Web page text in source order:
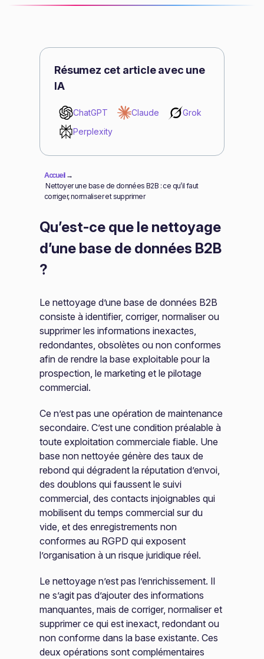
Résumez cet article avec une
IA
ChatGPT Claude
Grok
Perplexity
Accueil→
Nettoyer une base de données B2B : ce qu’il faut
corriger, normaliser et supprimer
Qu’est-ce que le nettoyage
d’une base de données B2B
?
Le nettoyage d’une base de données B2B
consiste à identifier, corriger, normaliser ou
supprimer les informations inexactes,
redondantes, obsolètes ou non conformes
afin de rendre la base exploitable pour la
prospection, le marketing et le pilotage
commercial.
Ce n’est pas une opération de maintenance
secondaire. C’est une condition préalable à
toute exploitation commerciale fiable. Une
base non nettoyée génère des taux de
rebond qui dégradent la réputation d’envoi,
des doublons qui faussent le suivi
commercial, des contacts injoignables qui
mobilisent du temps commercial sur du
vide, et des enregistrements non
conformes au RGPD qui exposent
l’organisation à un risque juridique réel.
Le nettoyage n’est pas l’enrichissement. Il
ne s’agit pas d’ajouter des informations
manquantes, mais de corriger, normaliser et
supprimer ce qui est inexact, redondant ou
non conforme dans la base existante. Ces
deux opérations sont complémentaires